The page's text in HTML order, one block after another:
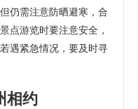
仍需注意防晒避寒，合
点游览时要注意安全，
遇紧急情况，要及时寻
相约